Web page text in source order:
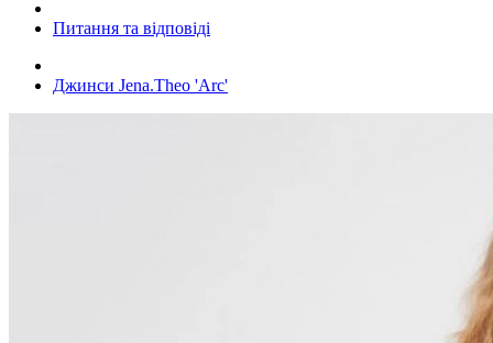
Питання та відповіді
Джинси Jena.Theo 'Arc'